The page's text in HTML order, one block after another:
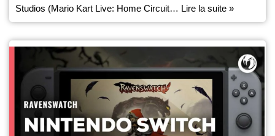
Studios (Mario Kart Live: Home Circuit… Lire la suite »